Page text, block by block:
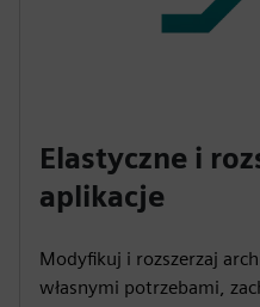
Elastyczne i
aplikacje
Modyfikuj i rozszerzaj
własnymi potrzebami,